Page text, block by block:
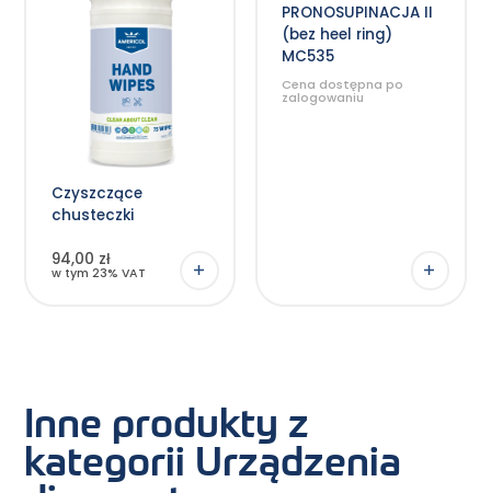
Czyszczące
chusteczki
94,00 zł
w tym 23% VAT
PRONOSUPINACJA II
(bez heel ring)
MC535
Cena dostępna po
zalogowaniu
wiele
wariantów.
Opcje
można
wybrać
na
stronie
produktu
Inne produkty z
kategorii Urządzenia